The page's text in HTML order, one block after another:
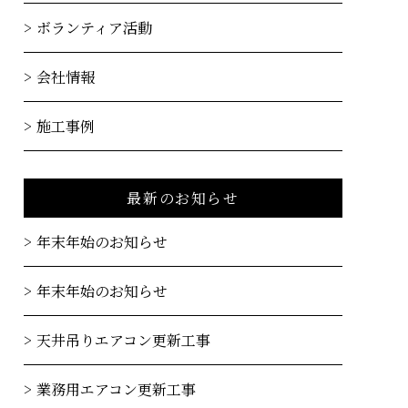
ボランティア活動
会社情報
施工事例
最新のお知らせ
年末年始のお知らせ
年末年始のお知らせ
天井吊りエアコン更新工事
業務用エアコン更新工事